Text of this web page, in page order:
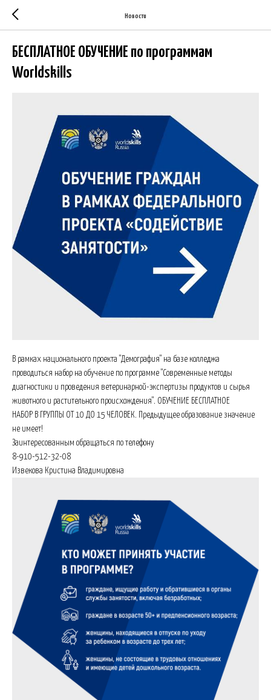
Новости
БЕСПЛАТНОЕ ОБУЧЕНИЕ по программам
Worldskills
В рамках национального проекта "Демография" на базе колледжа
проводиться набор на обучение по программе "Современные методы
диагностики и проведения ветеринарной-экспертизы продуктов и сырья
животного и растительного происхождения". ОБУЧЕНИЕ БЕСПЛАТНОЕ
НАБОР В ГРУППЫ ОТ 10 ДО 15 ЧЕЛОВЕК. Предыдущее образование значение
не имеет!
Заинтересованным обращаться по телефону
8-910-512-32-08
Извекова Кристина Владимировна